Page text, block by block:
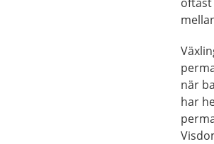
när
har